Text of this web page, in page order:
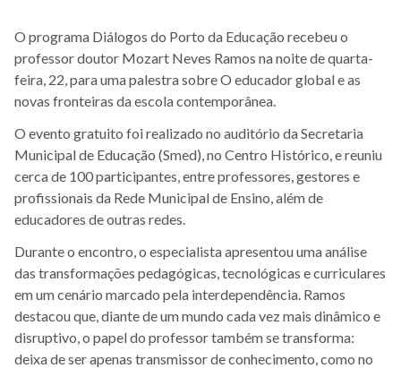
O programa Diálogos do Porto da Educação recebeu o
professor doutor Mozart Neves Ramos na noite de quarta-
feira, 22, para uma palestra sobre O educador global e as
novas fronteiras da escola contemporânea.
O evento gratuito foi realizado no auditório da Secretaria
Municipal de Educação (Smed), no Centro Histórico, e reuniu
cerca de 100 participantes, entre professores, gestores e
profissionais da Rede Municipal de Ensino, além de
educadores de outras redes.
Durante o encontro, o especialista apresentou uma análise
das transformações pedagógicas, tecnológicas e curriculares
em um cenário marcado pela interdependência. Ramos
destacou que, diante de um mundo cada vez mais dinâmico e
disruptivo, o papel do professor também se transforma:
deixa de ser apenas transmissor de conhecimento, como no